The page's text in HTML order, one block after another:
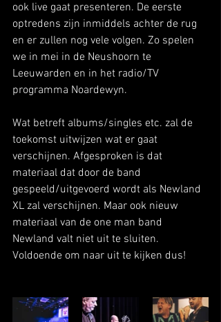
ook live gaat presenteren. De eerste
optredens zijn inmiddels achter de rug
en er zullen nog vele volgen. Zo spelen
we in mei in de Neushoorn te
Leeuwarden en in het radio/TV
programma Noardewyn.
Wat betreft albums/singles etc. zal de
toekomst uitwijzen wat er gaat
verschijnen. Afgesproken is dat
materiaal dat door de band
gespeeld/uitgevoerd wordt als Newland
XL zal verschijnen. Maar ook nieuw
materiaal van de one man band
Newland valt niet uit te sluiten.
Voldoende om naar uit te kijken dus!